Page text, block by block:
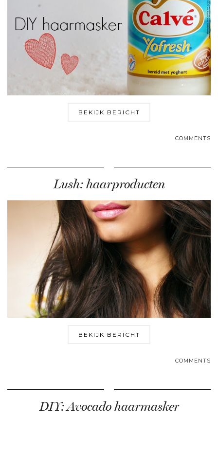
BEKIJK BERICHT
COMMENTS
Lush: haarproducten
BEKIJK BERICHT
COMMENTS
DIY: Avocado haarmasker